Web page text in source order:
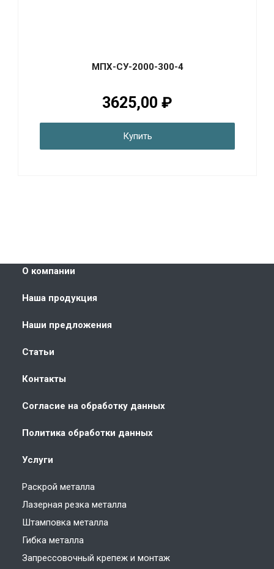
МПХ-СУ-2000-300-4
3625,00 ₽
Купить
О компании
Наша продукция
Наши предложения
Статьи
Контакты
Согласие на обработку данных
Политика обработки данных
Услуги
Раскрой металла
Лазерная резка металла
Штамповка металла
Гибка металла
Запрессовочный крепеж и монтаж